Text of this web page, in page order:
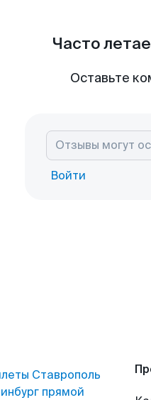
Часто
Оставьте
Войти
Ставрополь
прямой